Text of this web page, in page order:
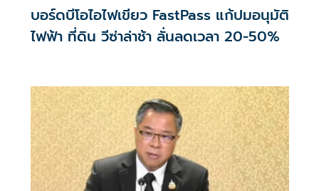
บอร์ดบีโอไอไฟเขียว FastPass แก้ปมอนุมัติ
ไฟฟ้า ที่ดิน วีซ่าล่าช้า ลั่นลดเวลา 20-50%